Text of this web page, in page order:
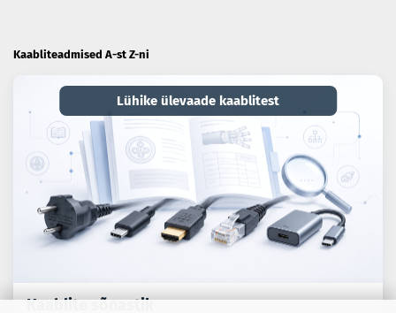
Kaabliteadmised A-st Z-ni
Lühike ülevaade kaablitest
Kaablite sõnastik